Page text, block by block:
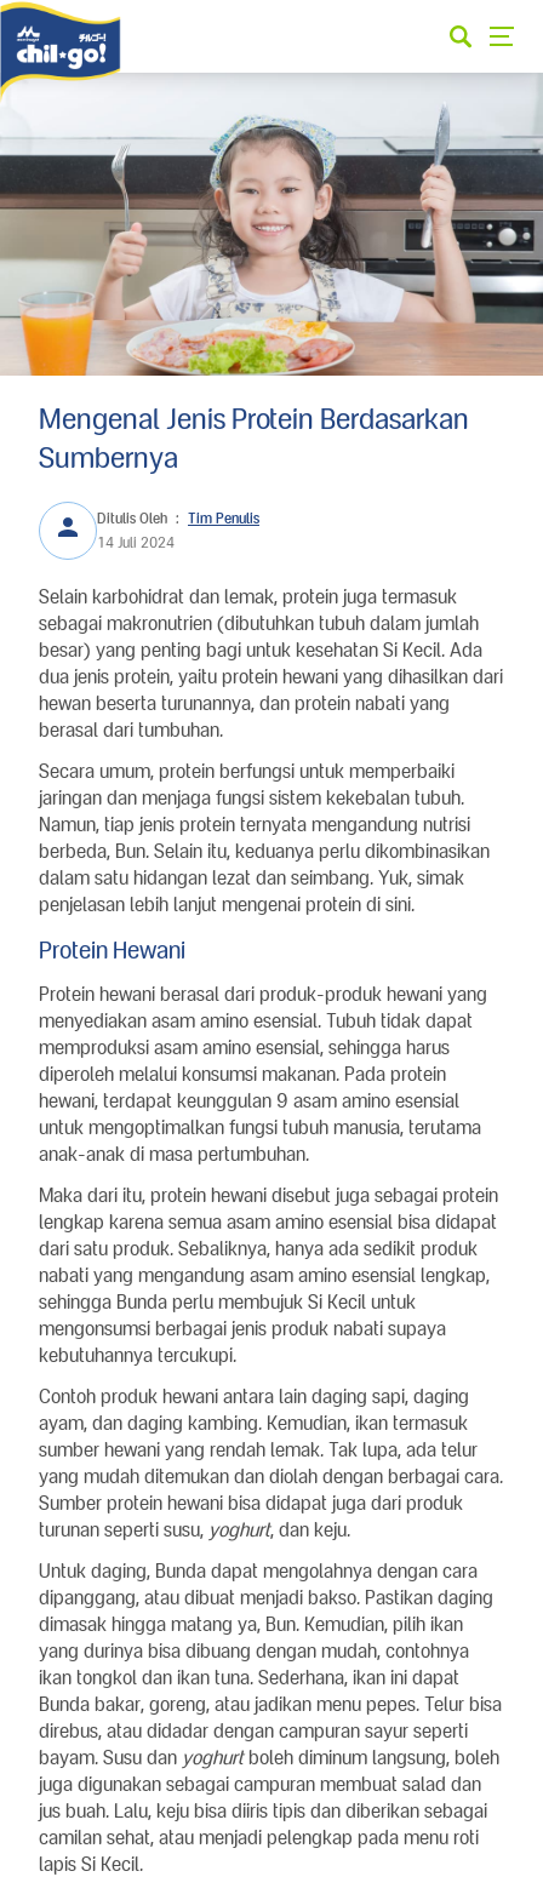
Mengenal Jenis Protein Berdasarkan
Sumbernya
Ditulis Oleh : Tim Penulis
14 Juli 2024
Selain karbohidrat dan lemak, protein juga termasuk
sebagai makronutrien (dibutuhkan tubuh dalam jumlah
besar) yang penting bagi untuk kesehatan Si Kecil. Ada
dua jenis protein, yaitu protein hewani yang dihasilkan dari
hewan beserta turunannya, dan protein nabati yang
berasal dari tumbuhan.
Secara umum, protein berfungsi untuk memperbaiki
jaringan dan menjaga fungsi sistem kekebalan tubuh.
Namun, tiap jenis protein ternyata mengandung nutrisi
berbeda, Bun. Selain itu, keduanya perlu dikombinasikan
dalam satu hidangan lezat dan seimbang. Yuk, simak
penjelasan lebih lanjut mengenai protein di sini.
Protein Hewani
Protein hewani berasal dari produk-produk hewani yang
menyediakan asam amino esensial. Tubuh tidak dapat
memproduksi asam amino esensial, sehingga harus
diperoleh melalui konsumsi makanan. Pada protein
hewani, terdapat keunggulan 9 asam amino esensial
untuk mengoptimalkan fungsi tubuh manusia, terutama
anak-anak di masa pertumbuhan.
Maka dari itu, protein hewani disebut juga sebagai protein
lengkap karena semua asam amino esensial bisa didapat
dari satu produk. Sebaliknya, hanya ada sedikit produk
nabati yang mengandung asam amino esensial lengkap,
sehingga Bunda perlu membujuk Si Kecil untuk
mengonsumsi berbagai jenis produk nabati supaya
kebutuhannya tercukupi.
Contoh produk hewani antara lain daging sapi, daging
ayam, dan daging kambing. Kemudian, ikan termasuk
sumber hewani yang rendah lemak. Tak lupa, ada telur
yang mudah ditemukan dan diolah dengan berbagai cara.
Sumber protein hewani bisa didapat juga dari produk
turunan seperti susu, yoghurt, dan keju.
Untuk daging, Bunda dapat mengolahnya dengan cara
dipanggang, atau dibuat menjadi bakso. Pastikan daging
dimasak hingga matang ya, Bun. Kemudian, pilih ikan
yang durinya bisa dibuang dengan mudah, contohnya
ikan tongkol dan ikan tuna. Sederhana, ikan ini dapat
Bunda bakar, goreng, atau jadikan menu pepes. Telur bisa
direbus, atau didadar dengan campuran sayur seperti
bayam. Susu dan yoghurtboleh diminum langsung, boleh
juga digunakan sebagai campuran membuat salad dan
jus buah. Lalu, keju bisa diiris tipis dan diberikan sebagai
camilan sehat, atau menjadi pelengkap pada menu roti
lapis Si Kecil.